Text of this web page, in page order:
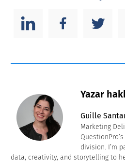
Yazar
Guille
Marketing
division. I’m
data, creativity, and storytelling to